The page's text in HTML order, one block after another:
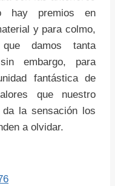
hay premios en
y para colmo,
damos tanta
embargo, para
fantástica de
que nuestro
la sensación los
a olvidar.